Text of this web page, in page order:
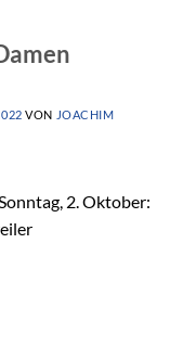
VON JOACHIM
2. Oktober: